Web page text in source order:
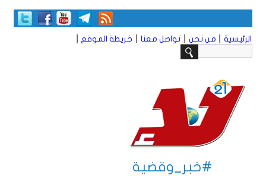
الرئيسية من نحن تواصل معنا خريطة الموقع
#خبر_وقضية